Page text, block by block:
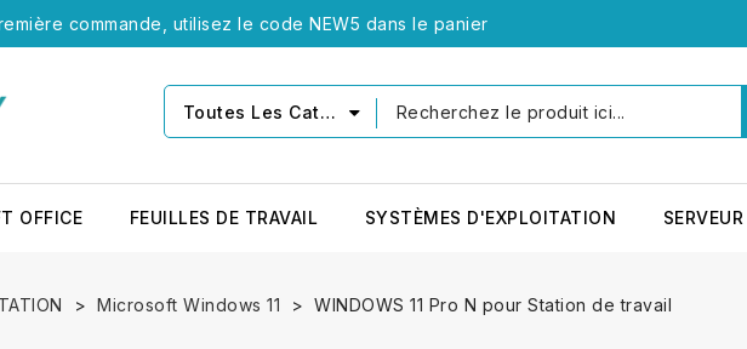
commande, utilisez le code NEW5 dans le panier
Toutes Les Catégories
OFFICE FEUILLES DE TRAVAIL SYSTÈMES D'EXPLOITATION SERVEUR
Microsoft Windows 11 WINDOWS 11 Pro N pour Station de travail